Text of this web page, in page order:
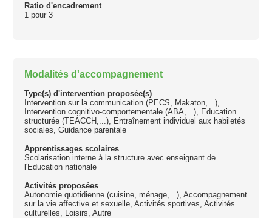
Ratio d'encadrement
1 pour 3
Modalités d'accompagnement
Type(s) d'intervention proposée(s)
Intervention sur la communication (PECS, Makaton,...),
Intervention cognitivo-comportementale (ABA,...), Education
structurée (TEACCH,...), Entraînement individuel aux habiletés
sociales, Guidance parentale
Apprentissages scolaires
Scolarisation interne à la structure avec enseignant de
l'Education nationale
Activités proposées
Autonomie quotidienne (cuisine, ménage,...), Accompagnement
sur la vie affective et sexuelle, Activités sportives, Activités
culturelles, Loisirs, Autre